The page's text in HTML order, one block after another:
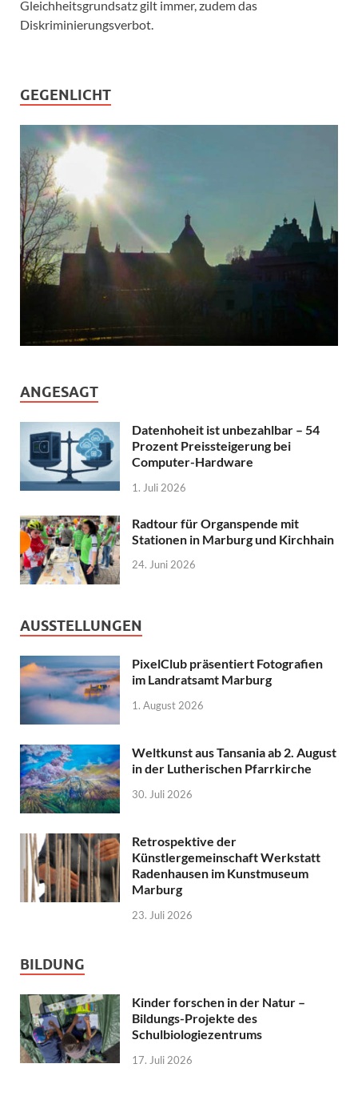
Gleichheitsgrundsatz gilt immer, zudem das
Diskriminierungsverbot.
GEGENLICHT
ANGESAGT
Datenhoheit ist unbezahlbar – 54
Prozent Preissteigerung bei
Computer-Hardware
1. Juli 2026
Radtour für Organspende mit
Stationen in Marburg und Kirchhain
24. Juni 2026
AUSSTELLUNGEN
PixelClub präsentiert Fotografien
im Landratsamt Marburg
1. August 2026
Weltkunst aus Tansania ab 2. August
in der Lutherischen Pfarrkirche
30. Juli 2026
Retrospektive der
Künstlergemeinschaft Werkstatt
Radenhausen im Kunstmuseum
Marburg
23. Juli 2026
BILDUNG
Kinder forschen in der Natur –
Bildungs-Projekte des
Schulbiologiezentrums
17. Juli 2026